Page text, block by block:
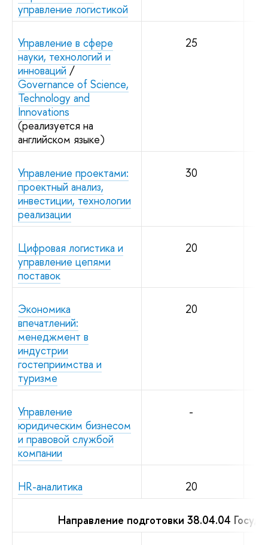
управление логистикой
Управление в сфере
науки, технологий и
инноваций /
Governance of Science,
Technology and
Innovations
(реализуется на
английском языке)
25
Управление проектами:
проектный анализ,
инвестиции, технологии
реализации
30
Цифровая логистика и
управление цепями
поставок
20
Экономика
впечатлений:
менеджмент в
индустрии
гостеприимства и
туризме
20
Управление
юридическим бизнесом
и правовой службой
компании
-
HR-аналитика 20
Направление подготовки 38.04.04